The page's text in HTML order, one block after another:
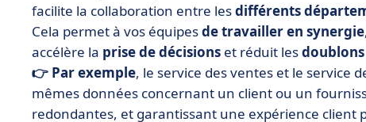
facilite la collaboration entre lesdifférents
Cela permet à vos équipesde travailler en synergie
accélère la prise de décisions et réduit lesdoublons
👉 Par exemple, le service des ventes et le service
mêmes données concernant un client ou un
redondantes, et garantissant une expérience client